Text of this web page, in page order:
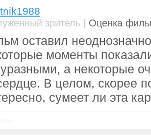
зритель | Оценка
оставил
моменты
а некоторые
В целом, скорее
сумеет ли эта